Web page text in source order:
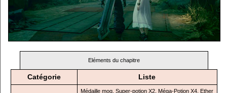
Eléments du chapitre
Catégorie Liste
Médaille mog, Super-potion X2, Méga-Potion X4, Ether